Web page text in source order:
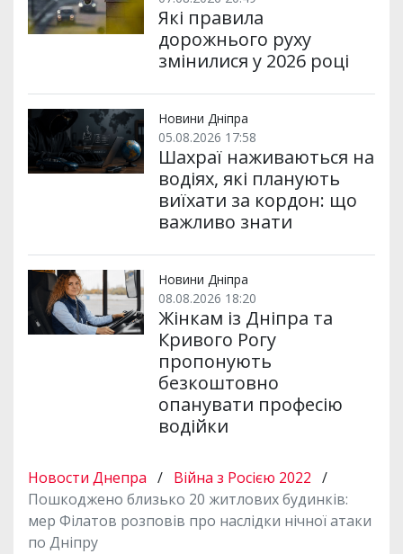
Які правила
дорожнього руху
змінилися у 2026 році
Новини Дніпра
05.08.2026 17:58
Шахраї наживаються на
водіях, які планують
виїхати за кордон: що
важливо знати
Новини Дніпра
08.08.2026 18:20
Жінкам із Дніпра та
Кривого Рогу
пропонують
безкоштовно
опанувати професію
водійки
Новости Днепра / Війна з Росією 2022 /
Пошкоджено близько 20 житлових будинків:
мер Філатов розповів про наслідки нічної атаки
по Дніпру